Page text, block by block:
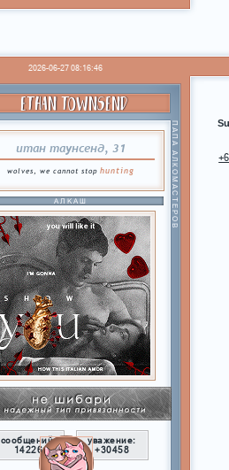
2026-06-27 08:16:46
ETHAN TOWNSEND
итан таунсенд, 31
wolves, we cannot stophunting ПАПА АЛКОМАСТЕРОВ
АЛКАШ
сообщений:
14226
уважение:
+30458
+6